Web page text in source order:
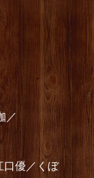
／
口優／くぼ